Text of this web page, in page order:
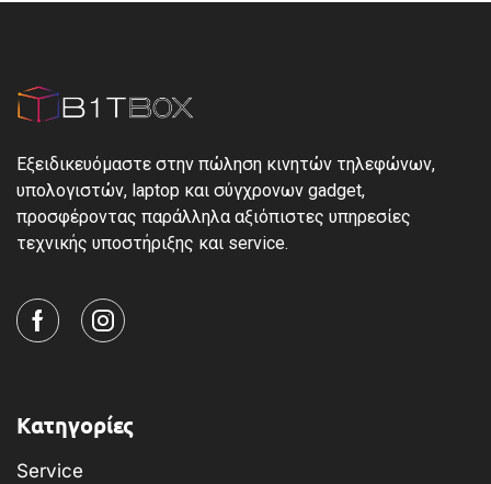
Εξειδικευόμαστε στην πώληση κινητών τηλεφώνων,
υπολογιστών, laptop και σύγχρονων gadget,
προσφέροντας παράλληλα αξιόπιστες υπηρεσίες
τεχνικής υποστήριξης και service.
Κατηγορίες
Service